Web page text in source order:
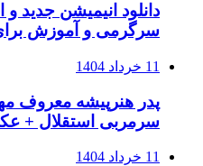
دانلود انیمیشن جدید و
سرگرمی و آموزش
11 خرداد 1404
پدر هنرپیشه معروف
سرمربی استقلال +
11 خرداد 1404